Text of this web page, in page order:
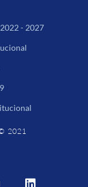
- 2027
© 2021